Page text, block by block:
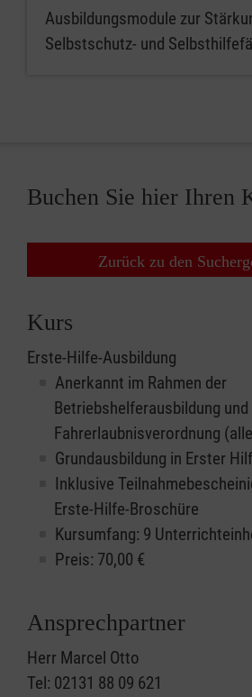
Ausbildungsmodule zur
Selbstschutz- und
Buchen Sie hier Ihren
Zurück zu den
Kurs
Erste-Hilfe-Ausbildung
Anerkannt im Rahmen der
Betriebshelferausbildung und
Fahrerlaubnisverordnung
Grundausbildung in Erster
Inklusive
Erste-Hilfe-Broschüre
Kursumfang: 9
Preis: 70,00 €
Ansprechpartner
Herr Marcel Otto
Tel: 02131 88 09 621